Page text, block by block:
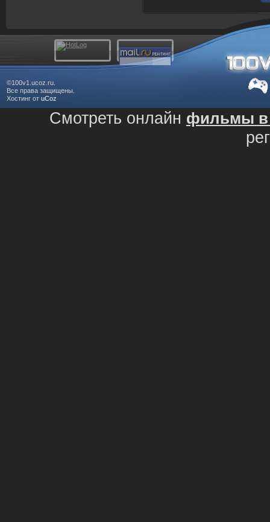
©100v1.ucoz.ru.
Все права защищены.
Хостинг от uCoz
Смотреть онлайн фильмы в